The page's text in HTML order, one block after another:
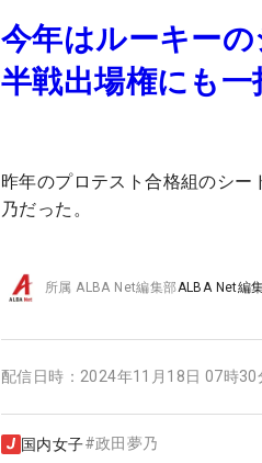
今年はルーキー
半戦出場権にも一
昨年のプロテスト合格組のシー
乃だった。
所属ALBA Net編集部ALBA Net編
配信日時： 2024年11月18日 07時30
国内女子#政田夢乃